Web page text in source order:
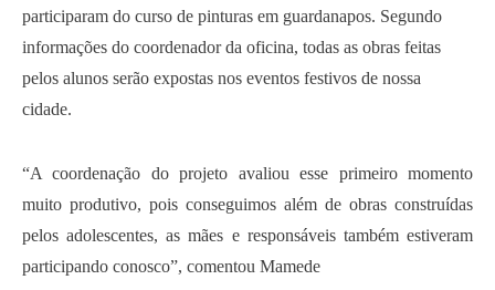
participaram do curso de pinturas em guardanapos. Segundo
informações do coordenador da oficina, todas as obras feitas
pelos alunos serão expostas nos eventos festivos de nossa
cidade.
“A coordenação do projeto avaliou esse primeiro momento
muito produtivo, pois conseguimos além de obras construídas
pelos adolescentes, as mães e responsáveis também estiveram
participando conosco”, comentou Mamede